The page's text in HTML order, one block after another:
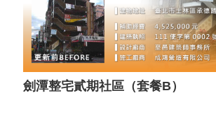
劍潭整宅貳期社區（套餐B）